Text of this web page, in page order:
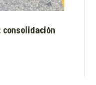
consolidación